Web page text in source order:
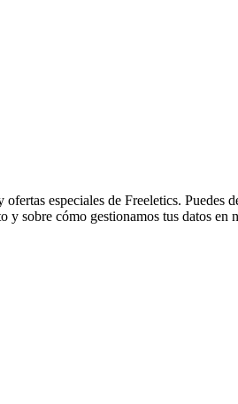
especiales de Freeletics. Puedes
y sobre cómo gestionamos tus datos en